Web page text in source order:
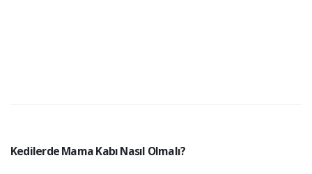
Kedilerde Mama Kabı Nasıl Olmalı?